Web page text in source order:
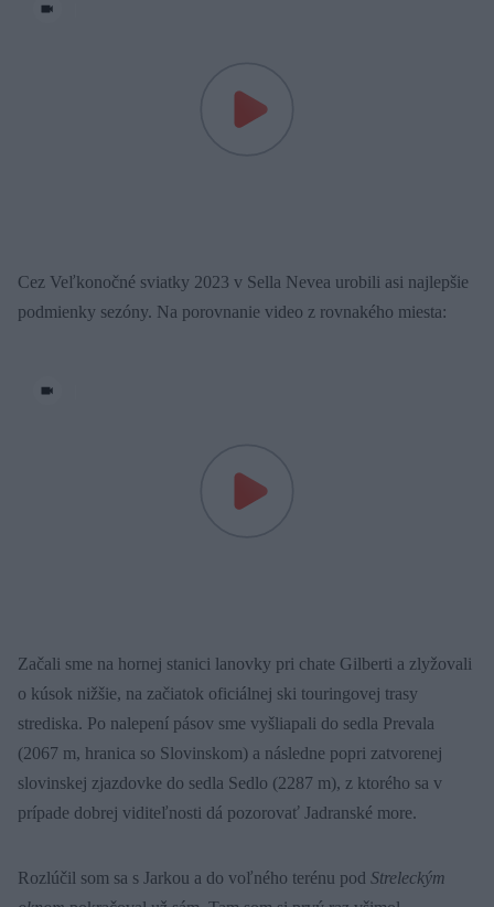
Cez Veľkonočné sviatky 2023 v Sella Nevea urobili asi najlepšie
podmienky sezóny. Na porovnanie video z rovnakého miesta:
Začali sme na hornej stanici lanovky pri chate Gilberti a zlyžovali
o kúsok nižšie, na začiatok oficiálnej ski touringovej trasy
strediska. Po nalepení pásov sme vyšliapali do sedla Prevala
(2067 m, hranica so Slovinskom) a následne popri zatvorenej
slovinskej zjazdovke do sedla Sedlo (2287 m), z ktorého sa v
prípade dobrej viditeľnosti dá pozorovať Jadranské more.
Rozlúčil som sa s Jarkou a do voľného terénu pod Streleckým